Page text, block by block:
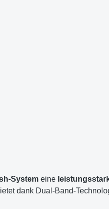
System eine
dank Dual-Band-